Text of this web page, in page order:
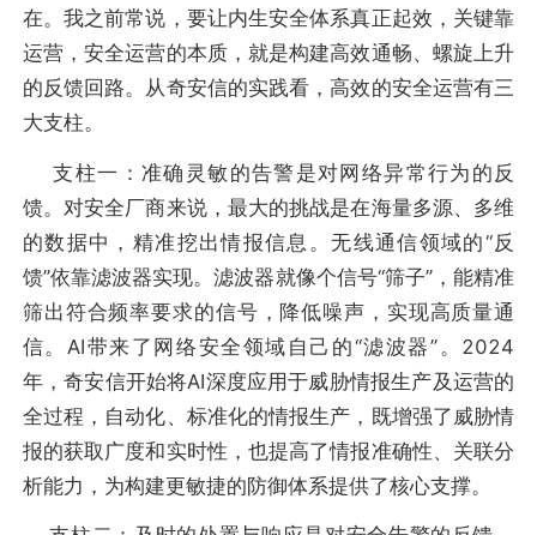
在。我之前常说，要让内生安全体系真正起效，关键靠
运营，安全运营的本质，就是构建高效通畅、螺旋上升
的反馈回路。从奇安信的实践看，高效的安全运营有三
大支柱。
支柱一：准确灵敏的告警是对网络异常行为的反
馈。对安全厂商来说，最大的挑战是在海量多源、多维
的数据中，精准挖出情报信息。无线通信领域的“反
馈”依靠滤波器实现。滤波器就像个信号“筛子”，能精准
筛出符合频率要求的信号，降低噪声，实现高质量通
信。AI带来了网络安全领域自己的“滤波器”。2024
年，奇安信开始将AI深度应用于威胁情报生产及运营的
全过程，自动化、标准化的情报生产，既增强了威胁情
报的获取广度和实时性，也提高了情报准确性、关联分
析能力，为构建更敏捷的防御体系提供了核心支撑。